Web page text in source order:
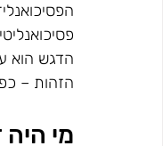
הדגש הוא
הזהות –
מי